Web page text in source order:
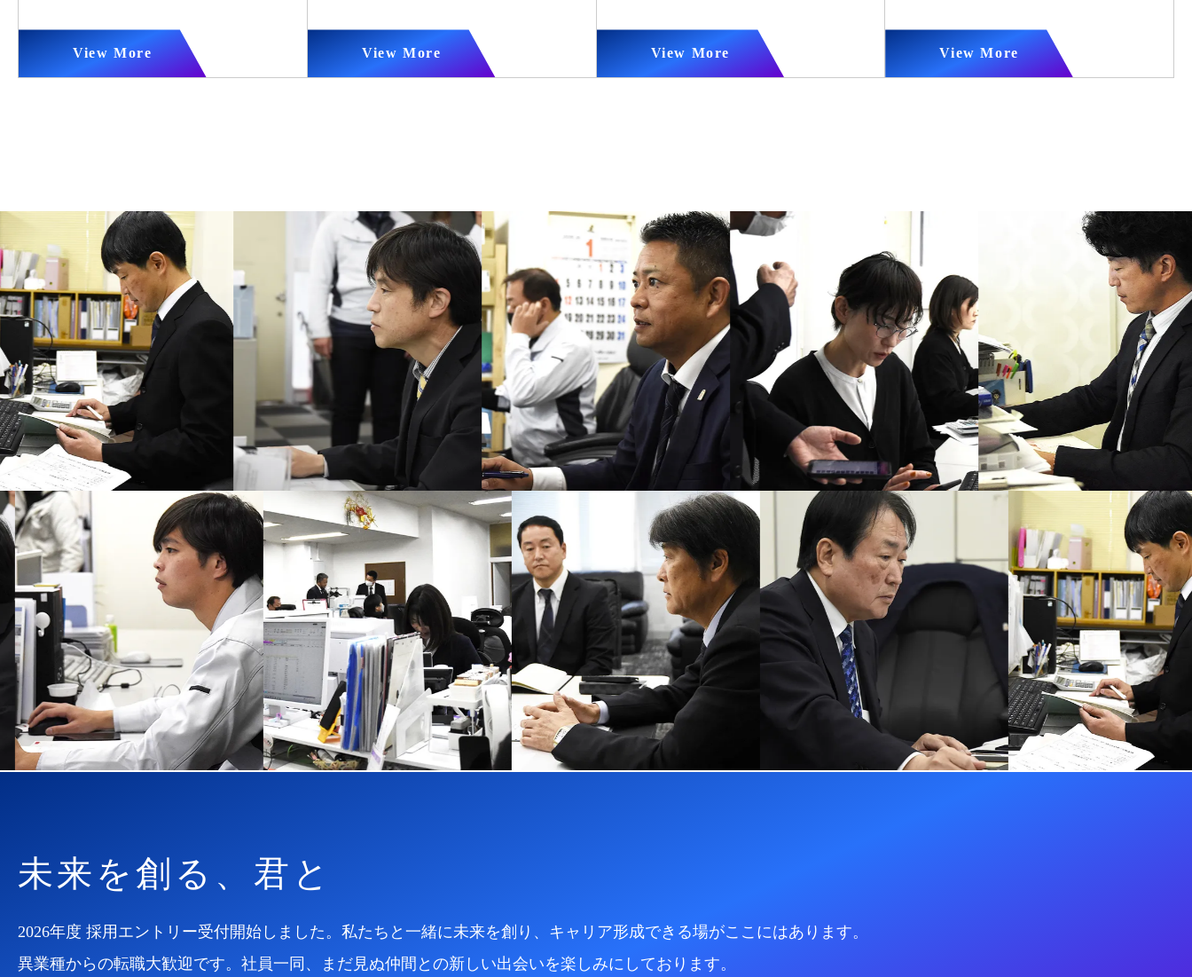
View More View More View More View More
未来を創る、君と
2026年度 採用エントリー受付開始しました。私たちと一緒に未来を創り、キャリア形成できる場がここにはあります。
異業種からの転職大歓迎です。社員一同、まだ見ぬ仲間との新しい出会いを楽しみにしております。